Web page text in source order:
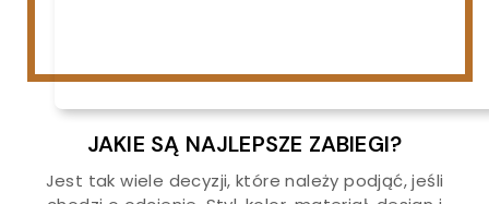
JAKIE SĄ NAJLEPSZE ZABIEGI?
Jest tak wiele decyzji, które należy podjąć, jeśli